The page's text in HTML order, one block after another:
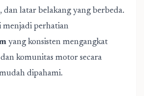
dan latar belakang yang berbeda.
menjadi perhatian
yang konsisten mengangkat
komunitas motor secara
dipahami.